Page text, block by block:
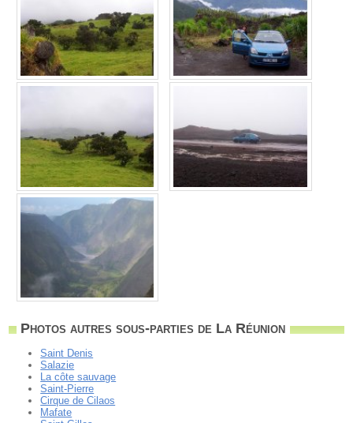
Photos autres sous-parties de La Réunion
Saint Denis
Salazie
La côte sauvage
Saint-Pierre
Cirque de Cilaos
Mafate